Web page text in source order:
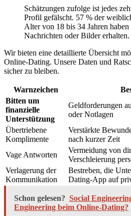
Schätzungen zufolge ist jedes
Profil gefälscht. 57 % der
Alter von 18 bis 34 Jahren
Nachrichten oder Bilder erhalten.
Wir bieten eine detaillierte Übersicht
Online-Dating. Unsere Daten und
sicher zu bleiben.
Warnzeichen
Bitten um
finanzielle
Unterstützung
Geldforderungen
oder Notlagen
Übertriebene
Komplimente
Verstärkte
nach kurzer Zeit
Vage Antworten
Vermeidung von
Verschleierung
Verlagerung der
Kommunikation
Bestreben, die
Dating-App auf
Schon gelesen? Social
Engineering beim Online-Dating?